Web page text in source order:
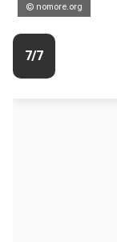
© nomore.org
7/7